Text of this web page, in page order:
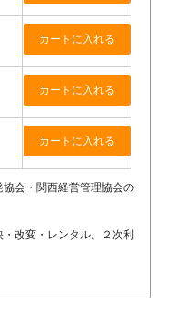
会・関西経営管理協会の
改変・レンタル、２次利